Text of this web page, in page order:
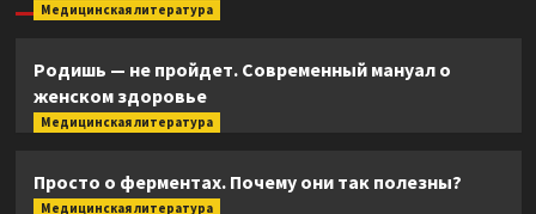
Медицинская литература
Родишь — не пройдет. Современный мануал о
женском здоровье
Медицинская литература
Просто о ферментах. Почему они так полезны?
Медицинская литература